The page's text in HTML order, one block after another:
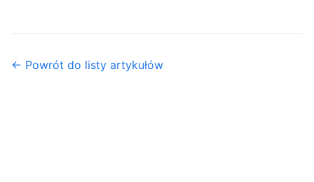
← Powrót do listy artykułów